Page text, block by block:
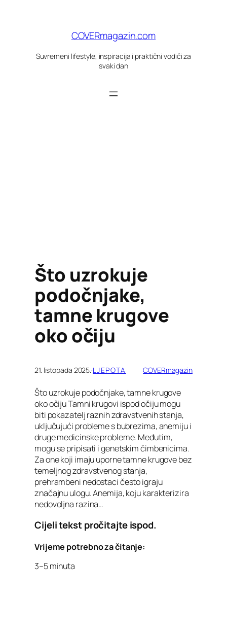
COVERmagazin.com
Suvremeni lifestyle, inspiracija i praktični vodiči za
svaki dan
Što uzrokuje
podočnjake,
tamne krugove
oko očiju
21. listopada 2025. ·LJEPOTA COVERmagazin
Što uzrokuje podočnjake, tamne krugove
oko očiju Tamni krugovi ispod očiju mogu
biti pokazatelj raznih zdravstvenih stanja,
uključujući probleme s bubrezima, anemiju i
druge medicinske probleme. Međutim,
mogu se pripisati i genetskim čimbenicima.
Za one koji imaju uporne tamne krugove bez
temeljnog zdravstvenog stanja,
prehrambeni nedostaci često igraju
značajnu ulogu. Anemija, koju karakterizira
nedovoljna razina…
Cijeli tekst pročitajte ispod.
Vrijeme potrebno za čitanje:
3–5 minuta